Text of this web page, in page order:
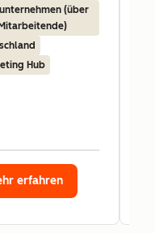
(über
Hub
erfahren